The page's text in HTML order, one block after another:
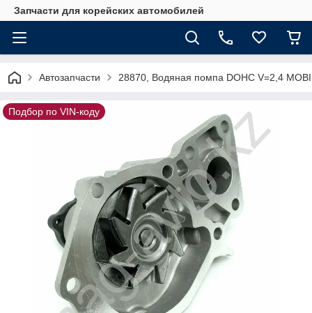
Запчасти для корейских автомобилей
Автозапчасти 28870, Водяная помпа DOHC V=2,4
Подбор по VIN-коду